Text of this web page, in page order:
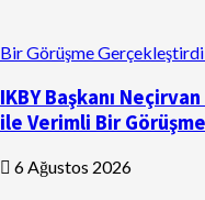
Bir Görüşme
IKBY Başkanı
ile Verimli Bir
6 Ağustos 2026